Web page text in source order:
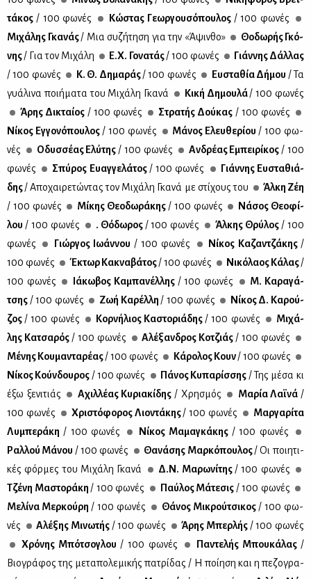
τά­κος / 100 φω­νές Κώ­στας Γε­ωρ­γου­σό­που­λος / 100 φω­νές
Μι­χά­λης Γκα­νάς/ Μια συ­ζή­τη­ση για την «Άψιν­θο»
Θο­δω­ρής Γκό­
νης/ Για τον Μι­χά­λη Ε.Χ. Γο­να­τάς/ 100 φω­νές
Γιάν­νης Δάλ­λας
/ 100 φω­νές
Κ. Θ. Δη­μα­ράς/ 100 φω­νές Ευ­στα­θία Δή­μου / Τα
γυά­λι­να ποι­ή­μα­τα του Μι­χά­λη Γκα­νά
Κι­κή Δη­μου­λά/ 100 φω­νές
Άρης Δι­κταί­ος / 100 φω­νές Στρα­τής Δού­κας / 100 φω­νές
Νί­κος Εγ­γο­νό­που­λος / 100 φω­νές Μά­νος Ελευ­θε­ρί­ου / 100 φω­
νές
Οδυσ­σέ­ας Ελύ­της / 100 φω­νές Αν­δρέ­ας Εμπει­ρί­κος / 100
φω­νές
Σπύ­ρος Ευαγ­γε­λά­τος / 100 φω­νές
Γιάν­νης Ευ­στα­θιά­
δης/ Απο­χαι­ρε­τώ­ντας τον Μι­χά­λη Γκα­νά με στί­χους του
Άλ­κη Ζέη
/ 100 φω­νές
Μί­κης Θε­ο­δω­ρά­κης / 100 φω­νές
Νά­σος Θε­ο­φί­
λου / 100 φω­νές . Θό­δω­ρος / 100 φω­νές Άλ­κης Θρύ­λος / 100
φω­νές
Γιώρ­γος Ιω­άν­νου / 100 φω­νές Νί­κος Κα­ζαν­τζά­κης /
100 φω­νές
Έκτωρ Κα­κνα­βά­τος/ 100 φω­νές Νι­κό­λα­ος Κά­λας/
100 φω­νές
Ιά­κω­βος Κα­μπα­νέλ­λης / 100 φω­νές
Μ. Κα­ρα­γά­
τσης / 100 φω­νές Ζωή Κα­ρέλ­λη / 100 φω­νές
Νί­κος Δ. Κα­ρού­
ζος / 100 φω­νές Κορ­νή­λιος Κα­στο­ριά­δης / 100 φω­νές
Μι­χά­
λης Κα­τσα­ρός / 100 φω­νές Αλέ­ξαν­δρος Κο­τζιάς / 100 φω­νές
Μέ­νης Κου­μα­ντα­ρέ­ας/ 100 φω­νές Κά­ρο­λος Κουν/ 100 φω­νές
Νί­κος Κούν­δου­ρος / 100 φω­νές Πά­νος Κυ­πα­ρίσ­σης / Της μέ­σα κι
έξω ξε­νι­τιάς
Αχιλ­λέ­ας Κυ­ρια­κί­δης / Χρη­σμός Μα­ρία Λαϊ­νά /
100 φω­νές
Χρι­στό­φο­ρος Λιο­ντά­κης/ 100 φω­νές
Μαρ­γα­ρί­τα
Λυ­μπε­ρά­κη / 100 φω­νές Νί­κος Μα­μα­γκά­κης / 100 φω­νές
Ραλ­λού Μά­νου / 100 φω­νές Θα­νά­σης Μαρ­κό­που­λος/ Οι ποι­η­τι­
κές φόρ­μες του Μι­χά­λη Γκα­νά
Δ.Ν. Μα­ρω­νί­της / 100 φω­νές
Τζέ­νη Μα­στο­ρά­κη / 100 φω­νές Παύ­λος Μά­τε­σις / 100 φω­νές
Με­λί­να Μερ­κού­ρη / 100 φω­νές Θά­νος Μι­κρού­τσι­κος / 100 φω­
νές
Αλέ­ξης Μι­νω­τής / 100 φω­νές Άρης Μπερ­λής / 100 φω­νές
Χρό­νης Μπό­τσο­γλου / 100 φω­νές Πα­ντε­λής Μπου­κά­λας /
Βιο­γρά­φος της με­τα­πο­λε­μι­κής πα­τρί­δας / Η ποί­η­ση και η πε­ζο­γρα­